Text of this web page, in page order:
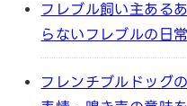
フレブル飼い主ある
らないフレブルの日常
フレンチブルドッグ